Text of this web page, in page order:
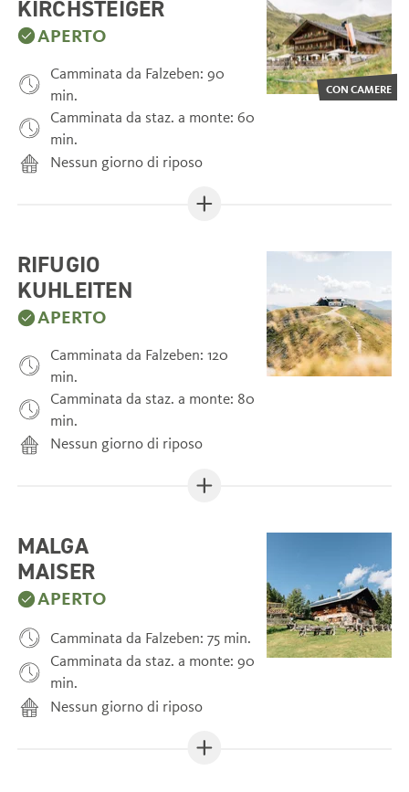
CON CAMERE
KIRCHSTEIGER
APERTO
Camminata da Falzeben: 90
min.
Camminata da staz. a monte: 60
min.
Nessun giorno di riposo
RIFUGIO
KUHLEITEN
APERTO
Camminata da Falzeben: 120
min.
Camminata da staz. a monte: 80
min.
Nessun giorno di riposo
MALGA
MAISER
APERTO
Camminata da Falzeben: 75 min.
Camminata da staz. a monte: 90
min.
Nessun giorno di riposo